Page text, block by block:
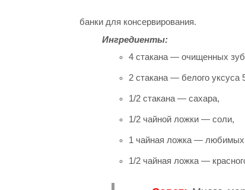
банки для консервирования.
Ингредиенты:
4 стакана — очищенных
2 стакана — белого уксуса
1/2 стакана — сахара,
1/2 чайной ложки — соли,
1 чайная ложка — любимых
1/2 чайная ложка —